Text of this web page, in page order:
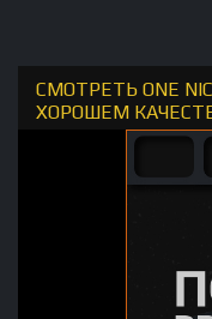
СМОТРЕТЬ ONE
ХОРОШЕМ